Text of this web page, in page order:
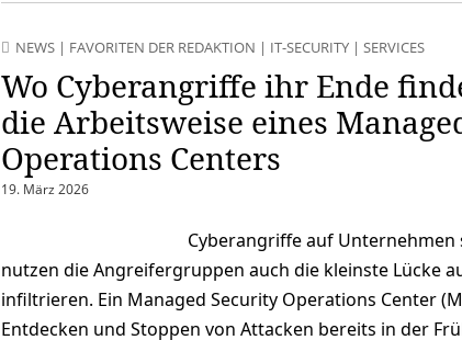
NEWS| FAVORITEN DER REDAKTION | IT-SECURITY| SERVICES
Wo Cyberangriffe ihr Ende
die Arbeitsweise eines
Operations Centers
19. März 2026
Cyberangriffe auf
nutzen die Angreifergruppen auch die kleinste Lücke
infiltrieren. Ein Managed Security Operations Center
Entdecken und Stoppen von Attacken bereits in der